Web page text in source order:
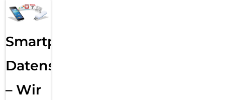
Smartphone
Datensicherung
– Wir